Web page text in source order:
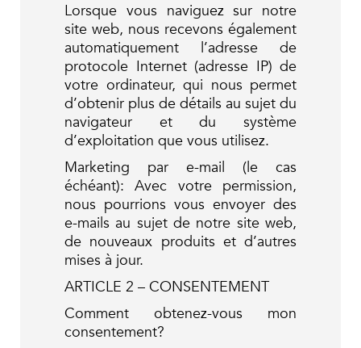
Lorsque vous naviguez sur notre
site web, nous recevons également
automatiquement l’adresse de
protocole Internet (adresse IP) de
votre ordinateur, qui nous permet
d’obtenir plus de détails au sujet du
navigateur et du système
d’exploitation que vous utilisez.
Marketing par e-mail (le cas
échéant): Avec votre permission,
nous pourrions vous envoyer des
e-mails au sujet de notre site web,
de nouveaux produits et d’autres
mises à jour.
ARTICLE 2 – CONSENTEMENT
Comment obtenez-vous mon
consentement?